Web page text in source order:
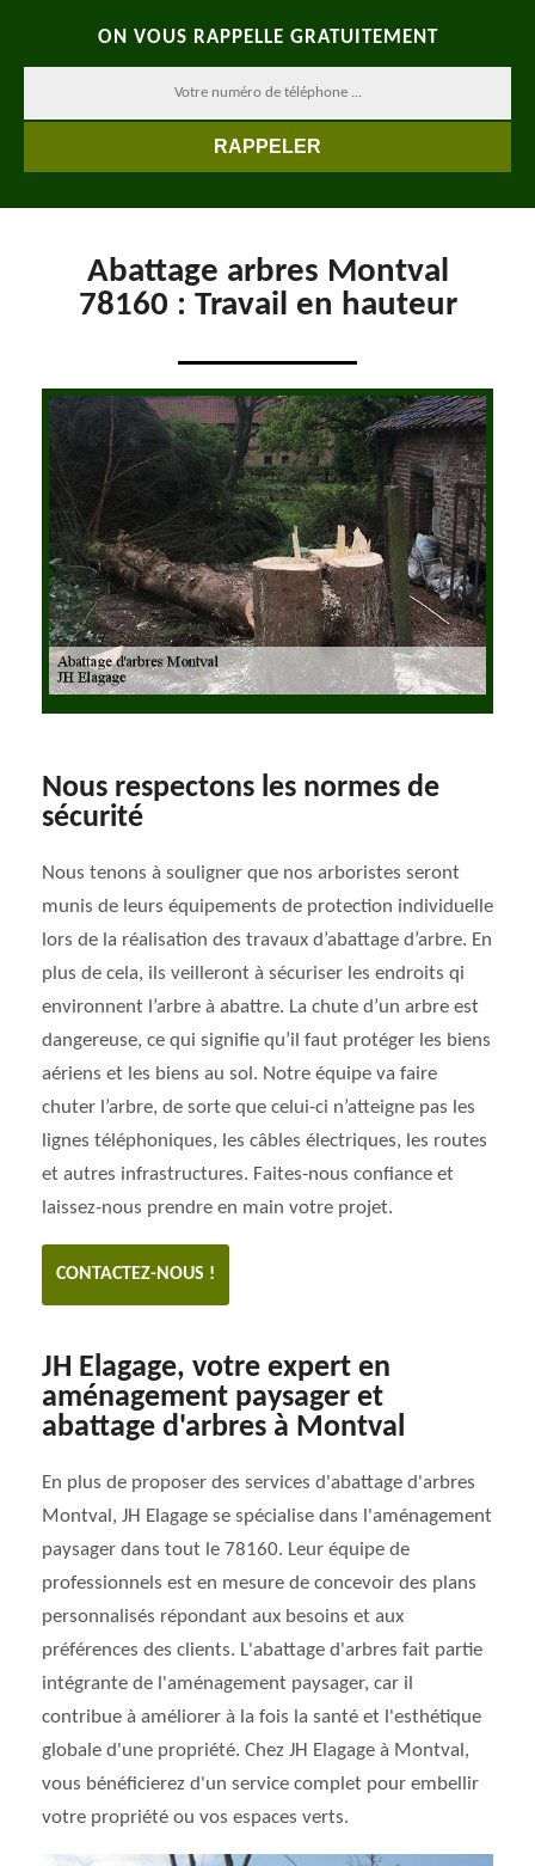
ON VOUS RAPPELLE GRATUITEMENT
Abattage arbres Montval
78160 : Travail en hauteur
Nous respectons les normes de
sécurité
Nous tenons à souligner que nos arboristes seront
munis de leurs équipements de protection individuelle
lors de la réalisation des travaux d’abattage d’arbre. En
plus de cela, ils veilleront à sécuriser les endroits qi
environnent l’arbre à abattre. La chute d’un arbre est
dangereuse, ce qui signifie qu’il faut protéger les biens
aériens et les biens au sol. Notre équipe va faire
chuter l’arbre, de sorte que celui-ci n’atteigne pas les
lignes téléphoniques, les câbles électriques, les routes
et autres infrastructures. Faites-nous confiance et
laissez-nous prendre en main votre projet.
CONTACTEZ-NOUS !
JH Elagage, votre expert en
aménagement paysager et
abattage d'arbres à Montval
En plus de proposer des services d'abattage d'arbres
Montval, JH Elagage se spécialise dans l'aménagement
paysager dans tout le 78160. Leur équipe de
professionnels est en mesure de concevoir des plans
personnalisés répondant aux besoins et aux
préférences des clients. L'abattage d'arbres fait partie
intégrante de l'aménagement paysager, car il
contribue à améliorer à la fois la santé et l'esthétique
globale d'une propriété. Chez JH Elagage à Montval,
vous bénéficierez d'un service complet pour embellir
votre propriété ou vos espaces verts.